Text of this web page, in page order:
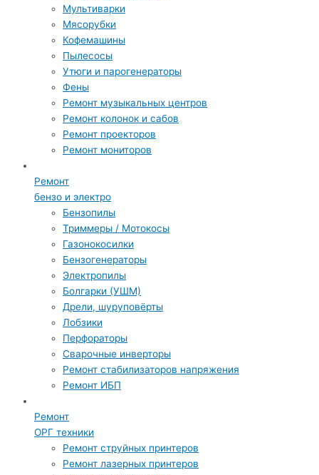
Мультиварки
Мясорубки
Кофемашины
Пылесосы
Утюги и парогенераторы
Фены
Ремонт музыкальных центров
Ремонт колонок и сабов
Ремонт проекторов
Ремонт мониторов
Ремонт
бензо и электро
Бензопилы
Триммеры / Мотокосы
Газонокосилки
Бензогенераторы
Электропилы
Болгарки (УШМ)
Дрели, шуруповёрты
Лобзики
Перфораторы
Сварочные инверторы
Ремонт стабилизаторов напряжения
Ремонт ИБП
Ремонт
ОРГ техники
Ремонт струйных принтеров
Ремонт лазерных принтеров